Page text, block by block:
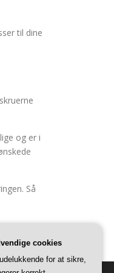
til dine
og er i
Så
cookies
for at sikre,